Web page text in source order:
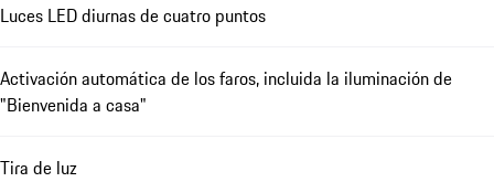
Luces LED diurnas de cuatro puntos
Activación automática de los faros, incluida la iluminación de
"Bienvenida a casa"
Tira de luz